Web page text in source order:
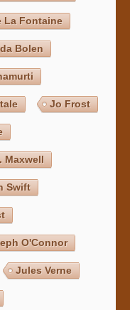
La Fontaine
Bolen
Jo Frost
Maxwell
Swift
O'Connor
Jules Verne